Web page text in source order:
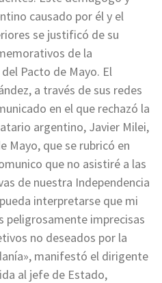
causado por él y el
se justificó de su
de la
Pacto de Mayo. El
a través de sus redes
en el que rechazó la
argentino, Javier Milei,
Mayo, que se rubricó en
que no asistiré a las
de nuestra Independencia
interpretarse que mi
peligrosamente imprecisas
no deseados por la
manifestó el dirigente
al jefe de Estado,